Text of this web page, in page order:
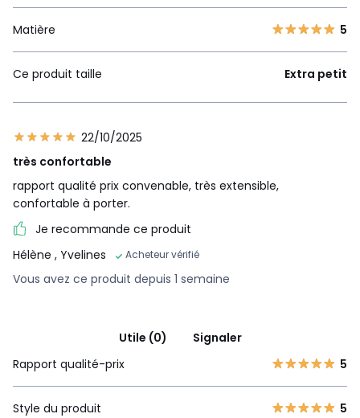
Matière 5
Ce produit taille Extra petit
22/10/2025
très confortable
rapport qualité prix convenable, très extensible,
confortable à porter.
Je recommande ce produit
Hélène , Yvelines Acheteur vérifié
Vous avez ce produit depuis 1 semaine
Utile (0)
Signaler
Rapport qualité-prix
5
Style du produit 5